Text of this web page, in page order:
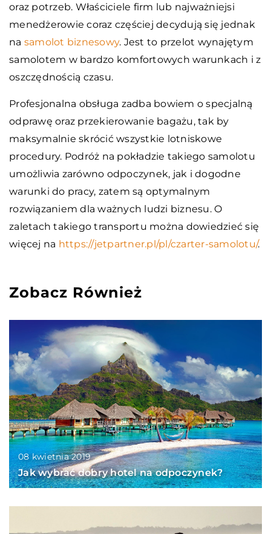
oraz potrzeb. Właściciele firm lub najważniejsi
menedżerowie coraz częściej decydują się jednak
na samolot biznesowy. Jest to przelot wynajętym
samolotem w bardzo komfortowych warunkach i z
oszczędnością czasu.
Profesjonalna obsługa zadba bowiem o specjalną
odprawę oraz przekierowanie bagażu, tak by
maksymalnie skrócić wszystkie lotniskowe
procedury. Podróż na pokładzie takiego samolotu
umożliwia zarówno odpoczynek, jak i dogodne
warunki do pracy, zatem są optymalnym
rozwiązaniem dla ważnych ludzi biznesu. O
zaletach takiego transportu można dowiedzieć się
więcej na https://jetpartner.pl/pl/czarter-samolotu/.
Zobacz Również
08 kwietnia 2019
Jak wybrać dobry hotel na odpoczynek?